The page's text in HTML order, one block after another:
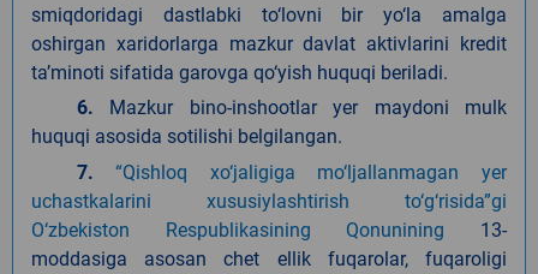
smiqdoridagi dastlabki to‘lovni bir yo‘la amalga
oshirgan xaridorlarga mazkur davlat aktivlarini kredit
ta’minoti sifatida garovga qo‘yish huquqi beriladi.
6. Mazkur bino-inshootlar yer maydoni mulk
huquqi asosida sotilishi belgilangan.
7.
“Qishloq xo‘jaligiga mo‘ljallanmagan yer
uchastkalarini xususiylashtirish to‘g‘risida”gi
O‘zbekiston Respublikasining Qonunining 13-
moddasiga asosan chet ellik fuqarolar, fuqaroligi